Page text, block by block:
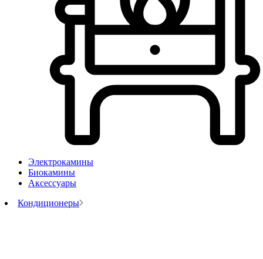
Электрокамины
Биокамины
Аксессуары
Кондиционеры